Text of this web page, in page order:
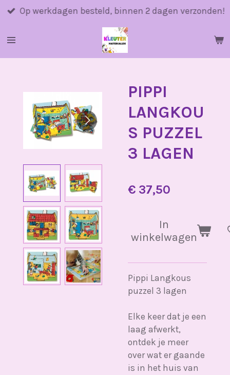
Ga
naar
Op werkdagen besteld, binnen 2 dagen verzonden!
PIPPI
LANGKOU
S PUZZEL
3 LAGEN
€ 37,50
In
winkelwagen
Pippi Langkous
puzzel 3 lagen
Elke keer dat je een
laag afwerkt,
ontdek je meer
over wat er gaande
is in het huis van